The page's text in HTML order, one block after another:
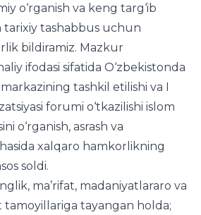
o‘rganish va keng targ‘ib
tarixiy tashabbus uchun
bildiramiz. Mazkur
ifodasi sifatida O‘zbekistonda
markazining tashkil etilishi va I
forumi o‘tkazilishi islom
o‘rganish, asrash va
xalqaro hamkorlikning
soldi.
ma’rifat, madaniyatlararo va
tayangan holda;